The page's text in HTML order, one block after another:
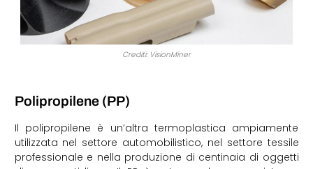
Crediti: VisionMiner
Polipropilene (PP)
Il polipropilene è un’altra termoplastica ampiamente
utilizzata nel settore automobilistico, nel settore tessile
professionale e nella produzione di centinaia di oggetti